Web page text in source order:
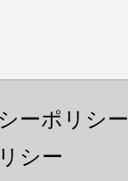
ーポリシー
シー